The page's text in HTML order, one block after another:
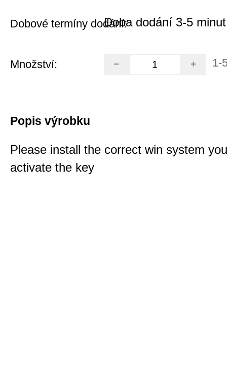
Dobové termíny dodání:Doba dodání 3-5 minut
Množství: 1-
Popis výrobku
Please install the correct win system
activate the key